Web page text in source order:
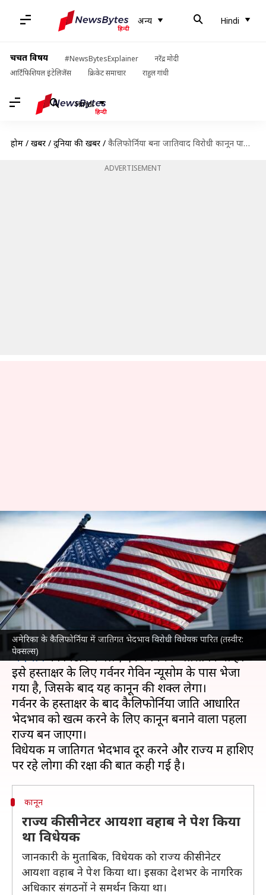
अन्य Hindi
चर्चित विषय #NewsBytesExplainer
नरेंद्र मोदी
आर्टिफिशियल इंटेलिजेंस
क्रिकेट समाचार राहुल गांधी
Hindi
होम / खबरें / दुनिया की खबरें / कैलिफोर्निया बना जातिवाद विरोधी कानून पारित करने वाला अमेरिका का पहला राज्य
ADVERTISEMENT
अमेरिका के कैलिफोर्निया में जातिगत भेदभाव विरोधी विधेयक पारित (तस्वीर:
पेक्सल्स)
कैलिफोर्निया बना जातिवाद विरोधी
कानून पारित करने वाला अमेरिका
का पहला राज्य
लेखन गजेंद्र Aug 29, 2023 03:38 pm
क्या है खबर?
अमेरिकामें कैलिफोर्निया की राज्य विधानसभा नेजातिगत
भेदभावको मिटाने के लिए एक विधेयक पारित किया है।
इसे हस्ताक्षर के लिए गर्वनर गेविन न्यूसोम के पास भेजा
गया है, जिसके बाद यह कानून की शक्ल लेगा।
गर्वनर के हस्ताक्षर के बाद कैलिफोर्निया जाति आधारित
भेदभाव को खत्म करने के लिए कानून बनाने वाला पहला
राज्य बन जाएगा।
विधेयक में जातिगत भेदभाव दूर करने और राज्य में हाशिए
कानून
राज्य की सीनेटर आयशा वहाब ने पेश किया
था विधेयक
जानकारी के मुताबिक, विधेयक को राज्य की सीनेटर
आयशा वहाब ने पेश किया था। इसका देशभर के नागरिक
अधिकार संगठनों ने समर्थन किया था।